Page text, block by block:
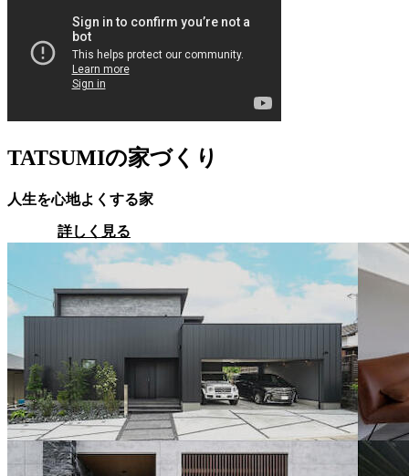
TATSUMIの家づくり
人生を心地よくする家
詳しく見る